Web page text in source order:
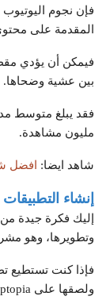
فإن نجوم
المقدمة على
فيمكن أن يؤدي
بين عشية وضحاها.
مليون مشاهدة.
شاهد ايضا: افضل
إنشاء
إليك فكرة جيدة
وتطويرها، وهو
فإذا كنت تستطيع
ولصقها على apptopia للبيع.